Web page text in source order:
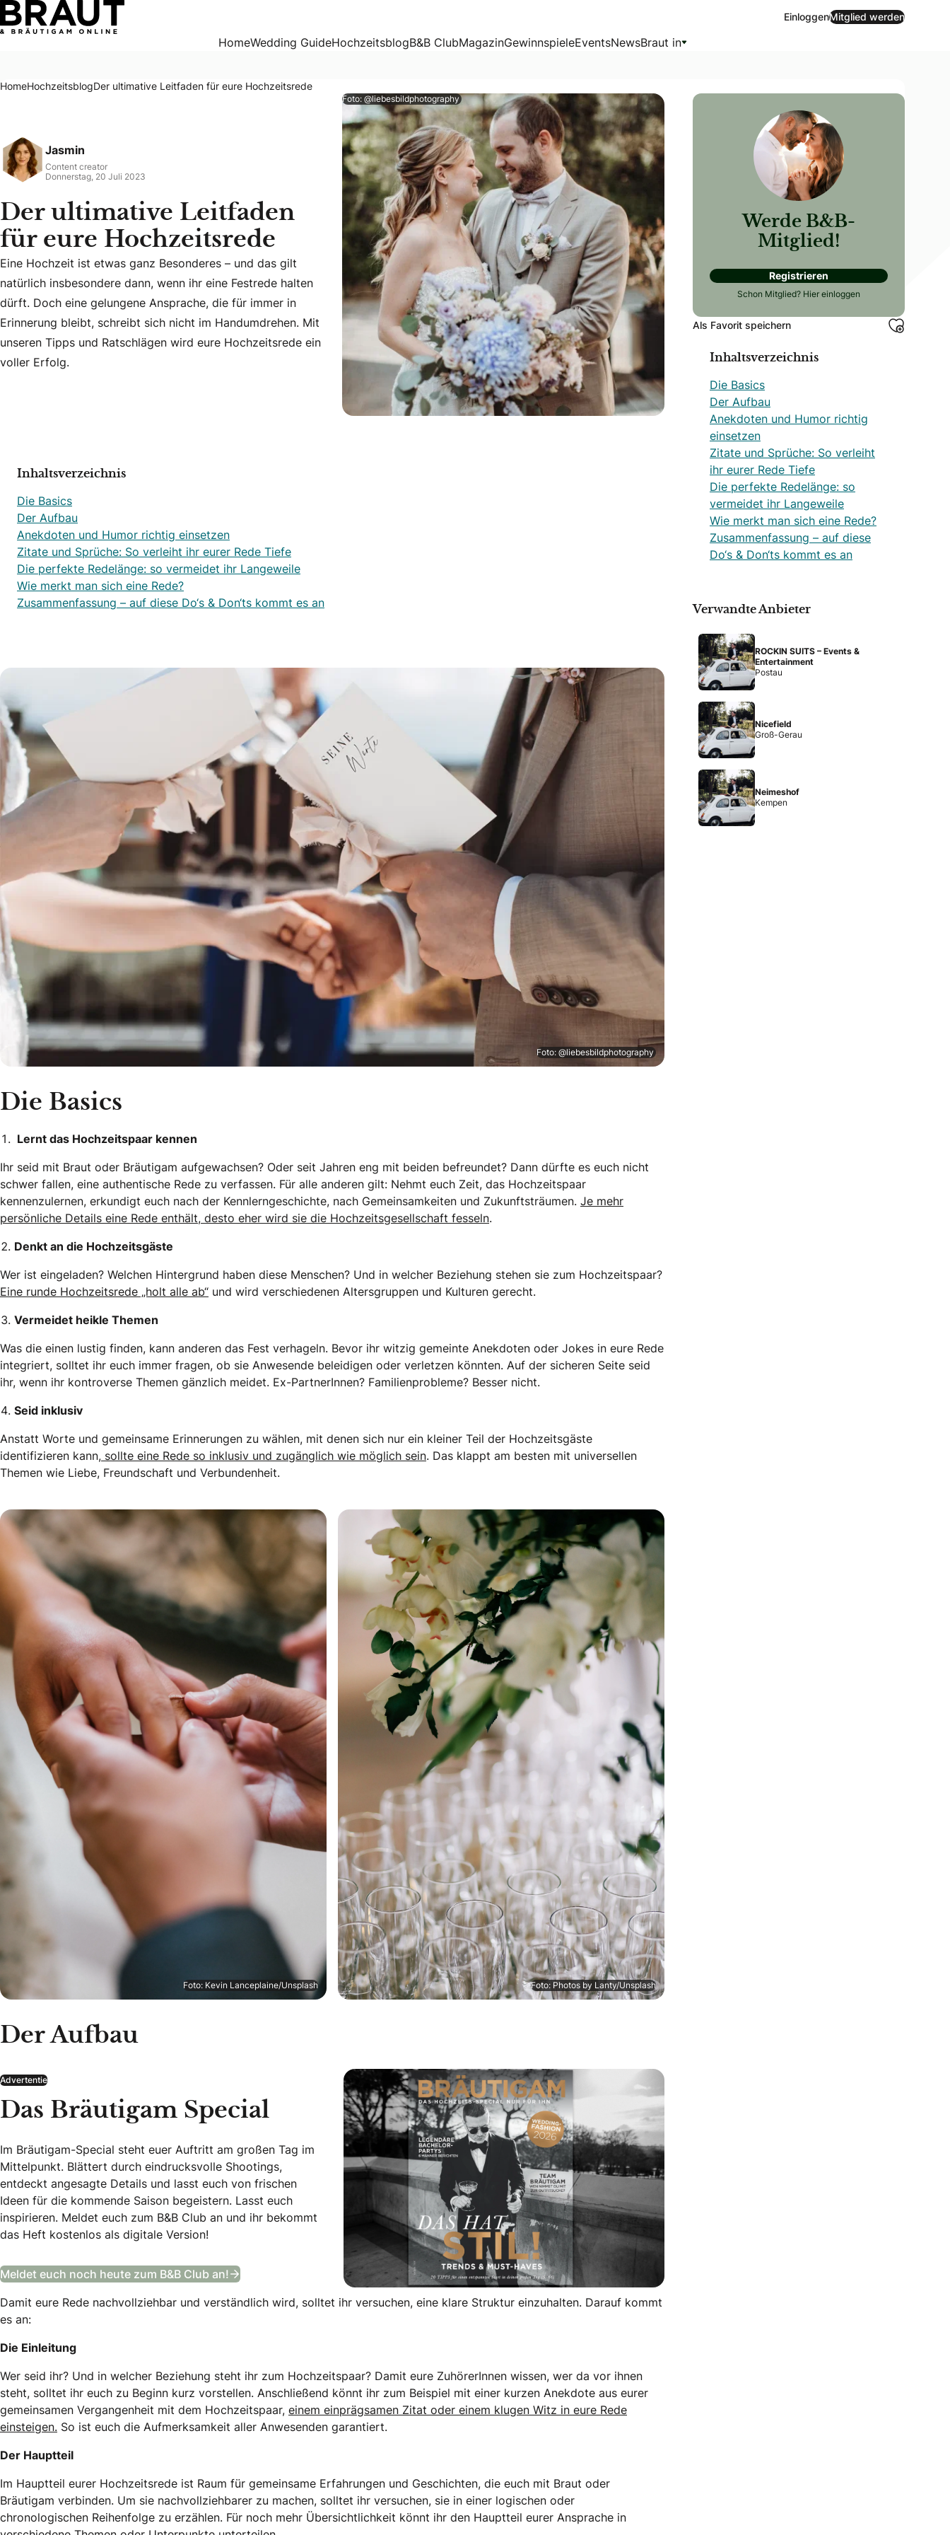
Der ultimative Leitfaden für eure Hochzeitsrede
EinloggenMitglied werden
HomeWedding GuideHochzeitsblogB&B ClubMagazinGewinnspieleEventsNewsBraut in
HomeHochzeitsblogDer ultimative Leitfaden für eure Hochzeitsrede
Jasmin
Content creator
Donnerstag, 20 Juli 2023
Der ultimative Leitfaden
für eure Hochzeitsrede
Eine Hochzeit ist etwas ganz Besonderes – und das gilt natürlich insbesondere dann, wenn ihr eine Festrede halten dürft. Doch eine gelungene Ansprache, die für immer in
Eine Hochzeit ist etwas ganz Besonderes – und das gilt
natürlich insbesondere dann, wenn ihr eine Festrede halten
dürft. Doch eine gelungene Ansprache, die für immer in
Erinnerung bleibt, schreibt sich nicht im Handumdrehen. Mit
unseren Tipps und Ratschlägen wird eure Hochzeitsrede ein
voller Erfolg.
Foto: @liebesbildphotography
Inhaltsverzeichnis
Die Basics
Der Aufbau
Anekdoten und Humor richtig einsetzen
Zitate und Sprüche: So verleiht ihr eurer Rede Tiefe
Die perfekte Redelänge: so vermeidet ihr Langeweile
Wie merkt man sich eine Rede?
Zusammenfassung – auf diese Do‘s & Don‘ts kommt es an
Foto: @liebesbildphotography
Die Basics
Lernt das Hochzeitspaar kennen
Ihr seid mit Braut oder Bräutigam aufgewachsen? Oder seit Jahren eng mit beiden befreundet? Dann dürfte es euch nicht
schwer fallen, eine authentische Rede zu verfassen. Für alle anderen gilt: Nehmt euch Zeit, das Hochzeitspaar
kennenzulernen, erkundigt euch nach der Kennlerngeschichte, nach Gemeinsamkeiten und Zukunftsträumen. Je mehr
persönliche Details eine Rede enthält, desto eher wird sie die Hochzeitsgesellschaft fesseln.
Denkt an die Hochzeitsgäste
Wer ist eingeladen? Welchen Hintergrund haben diese Menschen? Und in welcher Beziehung stehen sie zum Hochzeitspaar?
Eine runde Hochzeitsrede „holt alle ab“ und wird verschiedenen Altersgruppen und Kulturen gerecht.
Vermeidet heikle Themen
Was die einen lustig finden, kann anderen das Fest verhageln. Bevor ihr witzig gemeinte Anekdoten oder Jokes in eure Rede
integriert, solltet ihr euch immer fragen, ob sie Anwesende beleidigen oder verletzen könnten. Auf der sicheren Seite seid
ihr, wenn ihr kontroverse Themen gänzlich meidet. Ex-PartnerInnen? Familienprobleme? Besser nicht.
Seid inklusiv
Anstatt Worte und gemeinsame Erinnerungen zu wählen, mit denen sich nur ein kleiner Teil der Hochzeitsgäste
identifizieren kann, sollte eine Rede so inklusiv und zugänglich wie möglich sein. Das klappt am besten mit universellen
Themen wie Liebe, Freundschaft und Verbundenheit.
Foto: Kevin Lanceplaine/Unsplash Foto: Photos by Lanty/Unsplash
Der Aufbau
Advertentie
Das Bräutigam Special
Im Bräutigam-Special steht euer Auftritt am großen Tag im
Mittelpunkt. Blättert durch eindrucksvolle Shootings,
entdeckt angesagte Details und lasst euch von frischen
Ideen für die kommende Saison begeistern. Lasst euch
inspirieren. Meldet euch zum B&B Club an und ihr bekommt
das Heft kostenlos als digitale Version!
Meldet euch noch heute zum B&B Club an!
Das Bräutigam Special
Damit eure Rede nachvollziehbar und verständlich wird, solltet ihr versuchen, eine klare Struktur einzuhalten. Darauf kommt
es an:
Die Einleitung
Wer seid ihr? Und in welcher Beziehung steht ihr zum Hochzeitspaar? Damit eure ZuhörerInnen wissen, wer da vor ihnen
steht, solltet ihr euch zu Beginn kurz vorstellen. Anschließend könnt ihr zum Beispiel mit einer kurzen Anekdote aus eurer
gemeinsamen Vergangenheit mit dem Hochzeitspaar, einem einprägsamen Zitat oder einem klugen Witz in eure Rede
einsteigen. So ist euch die Aufmerksamkeit aller Anwesenden garantiert.
Der Hauptteil
Im Hauptteil eurer Hochzeitsrede ist Raum für gemeinsame Erfahrungen und Geschichten, die euch mit Braut oder
Bräutigam verbinden. Um sie nachvollziehbarer zu machen, solltet ihr versuchen, sie in einer logischen oder
chronologischen Reihenfolge zu erzählen. Für noch mehr Übersichtlichkeit könnt ihr den Hauptteil eurer Ansprache in
Werde B&B-
Mitglied!
Registrieren
Schon Mitglied? Hier einloggen
Als Favorit speichern
Inhaltsverzeichnis
Die Basics
Der Aufbau
Anekdoten und Humor richtig
einsetzen
Zitate und Sprüche: So verleiht
ihr eurer Rede Tiefe
Die perfekte Redelänge: so
vermeidet ihr Langeweile
Wie merkt man sich eine Rede?
Zusammenfassung – auf diese
Do‘s & Don‘ts kommt es an
Verwandte Anbieter
ROCKIN SUITS – Events &
Entertainment
Postau
Nicefield
Groß-Gerau
Neimeshof
Kempen